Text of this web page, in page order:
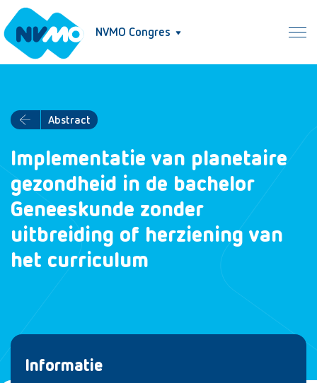
NVMO Congres
Abstract
Implementatie van planetaire
gezondheid in de bachelor
Geneeskunde zonder
uitbreiding of herziening van
het curriculum
Informatie